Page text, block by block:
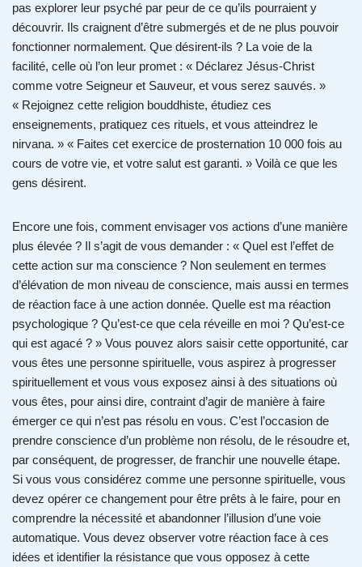
pas explorer leur psyché par peur de ce qu’ils pourraient y
découvrir. Ils craignent d’être submergés et de ne plus pouvoir
fonctionner normalement. Que désirent-ils ? La voie de la
facilité, celle où l’on leur promet : « Déclarez Jésus-Christ
comme votre Seigneur et Sauveur, et vous serez sauvés. »
« Rejoignez cette religion bouddhiste, étudiez ces
enseignements, pratiquez ces rituels, et vous atteindrez le
nirvana. » « Faites cet exercice de prosternation 10 000 fois au
cours de votre vie, et votre salut est garanti. » Voilà ce que les
gens désirent.
Encore une fois, comment envisager vos actions d’une manière
plus élevée ? Il s’agit de vous demander : « Quel est l’effet de
cette action sur ma conscience ? Non seulement en termes
d’élévation de mon niveau de conscience, mais aussi en termes
de réaction face à une action donnée. Quelle est ma réaction
psychologique ? Qu’est-ce que cela réveille en moi ? Qu’est-ce
qui est agacé ? » Vous pouvez alors saisir cette opportunité, car
vous êtes une personne spirituelle, vous aspirez à progresser
spirituellement et vous vous exposez ainsi à des situations où
vous êtes, pour ainsi dire, contraint d’agir de manière à faire
émerger ce qui n’est pas résolu en vous. C’est l’occasion de
prendre conscience d’un problème non résolu, de le résoudre et,
par conséquent, de progresser, de franchir une nouvelle étape.
Si vous vous considérez comme une personne spirituelle, vous
devez opérer ce changement pour être prêts à le faire, pour en
comprendre la nécessité et abandonner l’illusion d’une voie
automatique. Vous devez observer votre réaction face à ces
idées et identifier la résistance que vous opposez à cette